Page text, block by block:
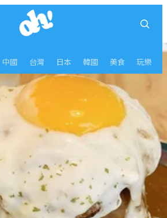
中國 台灣 日本 韓國 美食 玩樂